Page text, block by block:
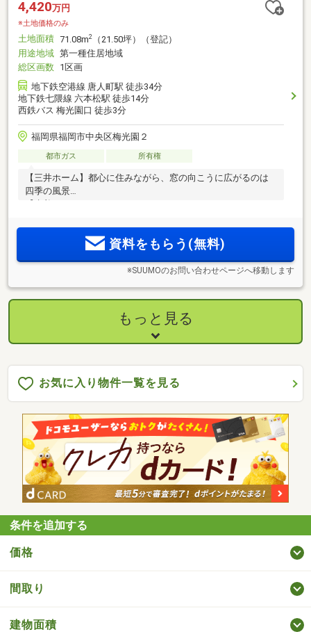
4,420万円
※土地価格のみ
土地面積 71.08m2
（21.50坪）（登記）
用途地域 第一種住居地域
総区画数 1区画
地下鉄空港線 唐人町駅 徒歩34分
地下鉄七隈線 六本松駅 徒歩14分
西鉄バス 梅光園口 徒歩3分
福岡県福岡市中央区梅光園２
都市ガス 所有権
【三井ホーム】都心に住みながら、窓の向こうに広がるのは
四季の風景
資料をもらう(無料)
※SUUMOのお問い合わせページへ移動します
もっと見る
お気に入り物件一覧を見る
条件を追加する
価格
間取り
建物面積